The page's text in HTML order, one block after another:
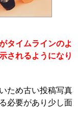
タイムラインのよ
されるようになり
ため古い投稿写真
必要があり少し面